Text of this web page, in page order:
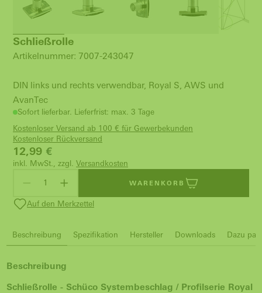
Schließrolle
Artikelnummer: 7007-243047
DIN links und rechts verwendbar, Royal S, AWS und
AvanTec
Sofort lieferbar. Lieferfrist: max. 3 Tage
Kostenloser Versand ab 100 € für Gewerbekunden
Kostenloser Rückversand
12,99 €
inkl. MwSt., zzgl. Versandkosten
WARENKORB
Auf den Merkzettel
Beschreibung Spezifikation Hersteller Downloads Dazu
Beschreibung
Schließrolle - Schüco Systembeschlag / Profilserie Royal